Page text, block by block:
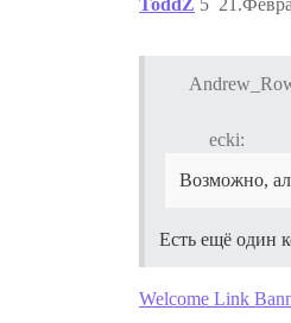
ToddZ 5
ecki:
Возможно,
Есть ещё один
Welcome Link